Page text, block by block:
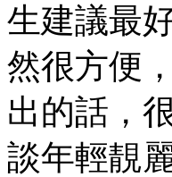
生建議最
然很方便
出的話，
談年輕靚